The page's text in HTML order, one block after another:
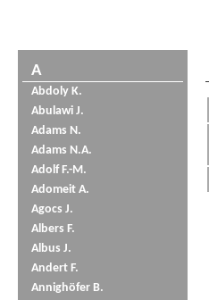
A
Abdoly K.
Abulawi J.
Adams N.
Adams N.A.
Adolf F.-M.
Adomeit A.
Agocs J.
Albers F.
Albus J.
Andert F.
Annighöfer B.